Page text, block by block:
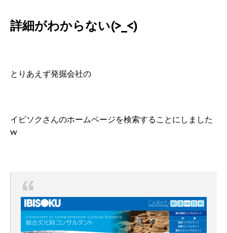
詳細がわからない(>_<)
とりあえず発掘会社の
イビソクさんのホームページを検索することにしました
w